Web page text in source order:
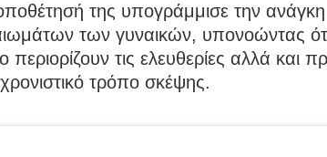
της υπογράμμισε την
των γυναικών, υπονοώντας ότι
περιορίζουν τις ελευθερίες αλλά και
τρόπο σκέψης.